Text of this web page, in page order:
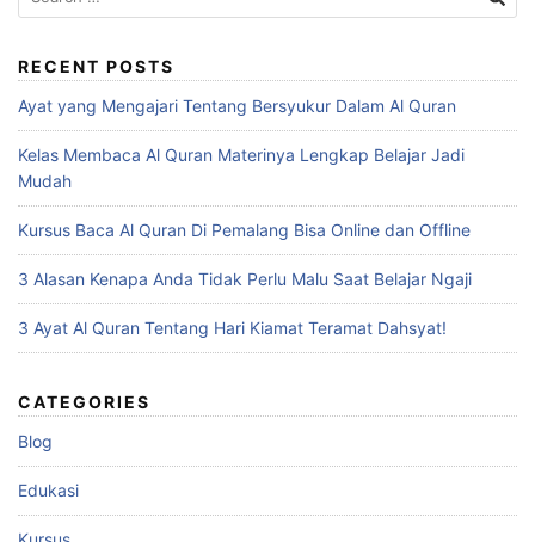
for:
RECENT POSTS
Ayat yang Mengajari Tentang Bersyukur Dalam Al Quran
Kelas Membaca Al Quran Materinya Lengkap Belajar Jadi
Mudah
Kursus Baca Al Quran Di Pemalang Bisa Online dan Offline
3 Alasan Kenapa Anda Tidak Perlu Malu Saat Belajar Ngaji
3 Ayat Al Quran Tentang Hari Kiamat Teramat Dahsyat!
CATEGORIES
Blog
Edukasi